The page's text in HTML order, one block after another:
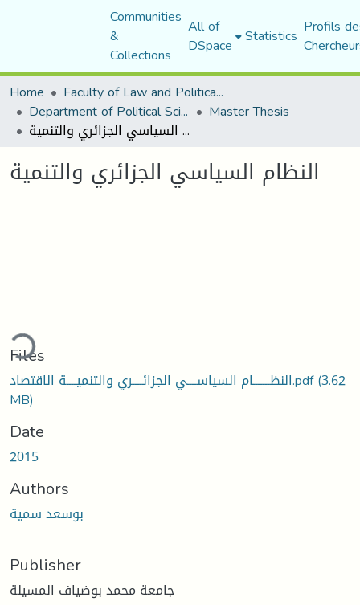
Communities
&
Collections
All of
DSpace Statistics Profils
Home
Faculty of Law and Political Science
Department of Political Sciences Master Thesis
النظام السياسي الجزائري والتنمية
النظام السياسي الجزائري والتنمية
Loading...
Files
النظـــــــام السياســــي الجزائــــري والتنميــــة الاقتصاد.pdf(3.62
MB)
Date
2015
Authors
بوسعد سمية
Publisher
جامعة محمد بوضياف المسيلة